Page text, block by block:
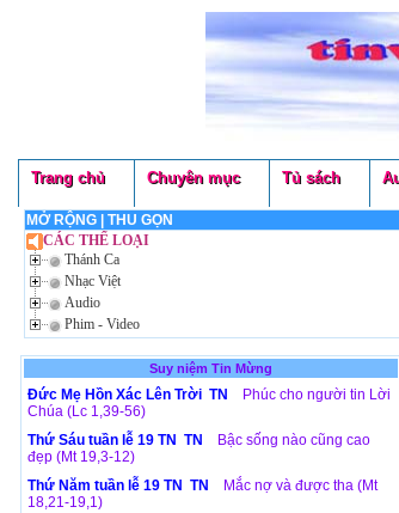
Trang chủ Chuyên mục Tủ sách
MỞ RỘNG
THU GỌN
CÁC THỂ LOẠI
Thánh Ca
Nhạc Việt
Audio
Phim - Video
Suy niệm Tin Mừng
Đức Mẹ Hồn Xác Lên Trời TN
Phúc cho người tin Lời
Chúa (Lc 1,39-56)
Thứ Sáu tuần lễ 19 TN TN
Bậc sống nào cũng cao
đẹp (Mt 19,3-12)
Thứ Năm tuần lễ 19 TN TN
Mắc nợ và được tha (Mt
18,21-19,1)